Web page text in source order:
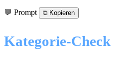
💬 Prompt ⧉ Kopieren
Kategorie-Check